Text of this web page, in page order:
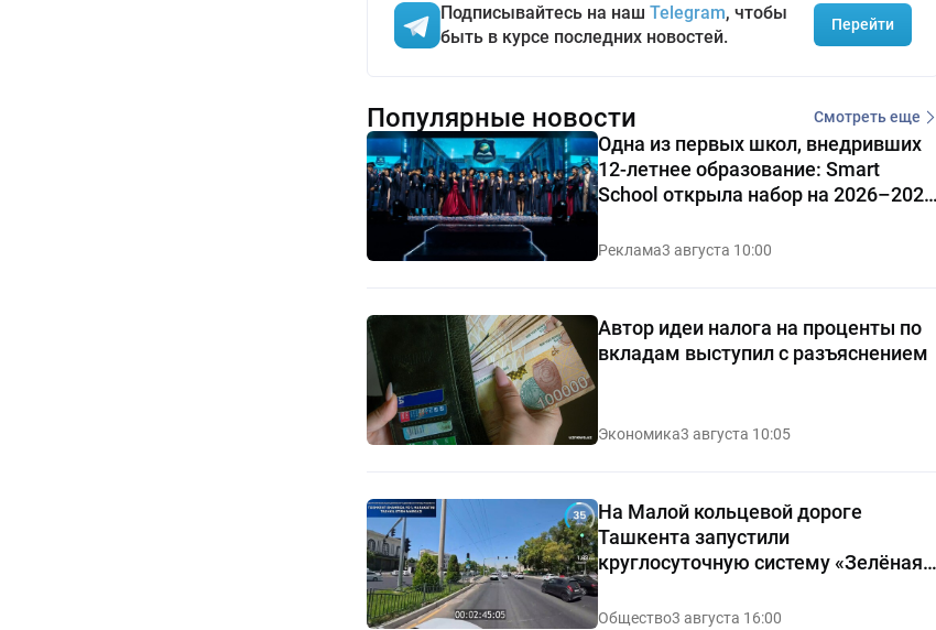
Подписывайтесь на наш Telegram, чтобы
быть в курсе последних новостей.
Перейти
Популярные новости Смотреть еще
Одна из первых школ, внедривших
12-летнее образование: Smart
School открыла набор на 2026–2027
учебный год
Реклама3 августа 10:00
Автор идеи налога на проценты по
вкладам выступил с разъяснением
Экономика3 августа 10:05
На Малой кольцевой дороге
Ташкента запустили
круглосуточную систему «Зелёная
волна»
Общество3 августа 16:00